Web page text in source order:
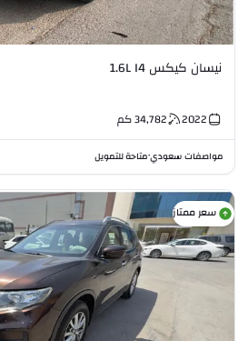
نيسان كيكس 1.6L I4
2022
34,782كم
مواصفات سعودي•متاحة للتمويل
سعر ممتاز